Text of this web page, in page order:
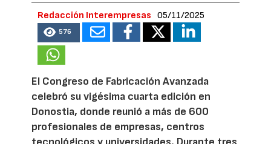
Redacción Interempresas 05/11/2025
576
El Congreso de Fabricación Avanzada
celebró su vigésima cuarta edición en
Donostia, donde reunió a más de 600
profesionales de empresas, centros